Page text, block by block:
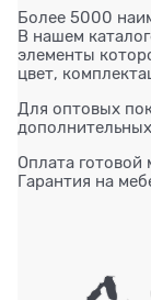
Более 5000
В нашем
элементы
цвет,
Для оптовых
Оплата готовой
Гарантия на